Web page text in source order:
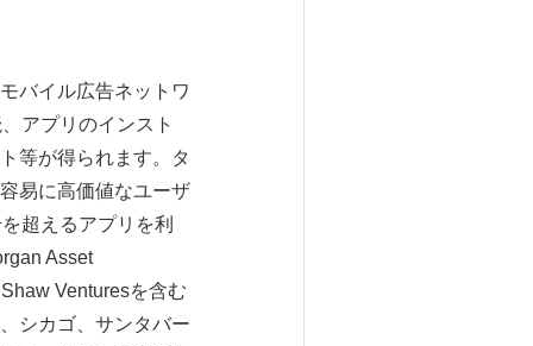
バイル広告ネットワ
アプリのインスト
等が得られます。タ
易に高価値なユーザ
超えるアプリを利
Asset
Venturesを含む
シカゴ、サンタバー